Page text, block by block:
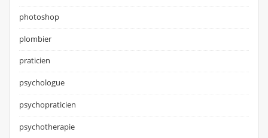
photoshop
plombier
praticien
psychologue
psychopraticien
psychotherapie